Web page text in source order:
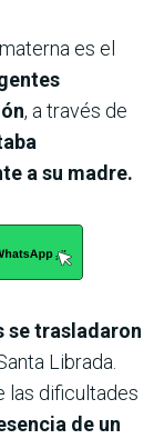
es el
, a través de
a su madre.
se trasladaron
Librada.
las dificultades
de un